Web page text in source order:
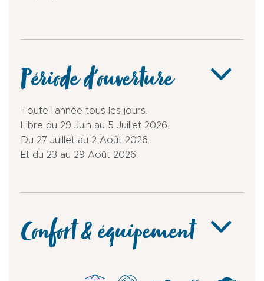
Période d'ouverture
Toute l'année tous les jours.
Libre du 29 Juin au 5 Juillet 2026.
Du 27 Juillet au 2 Août 2026.
Et du 23 au 29 Août 2026.
Confort & équipement